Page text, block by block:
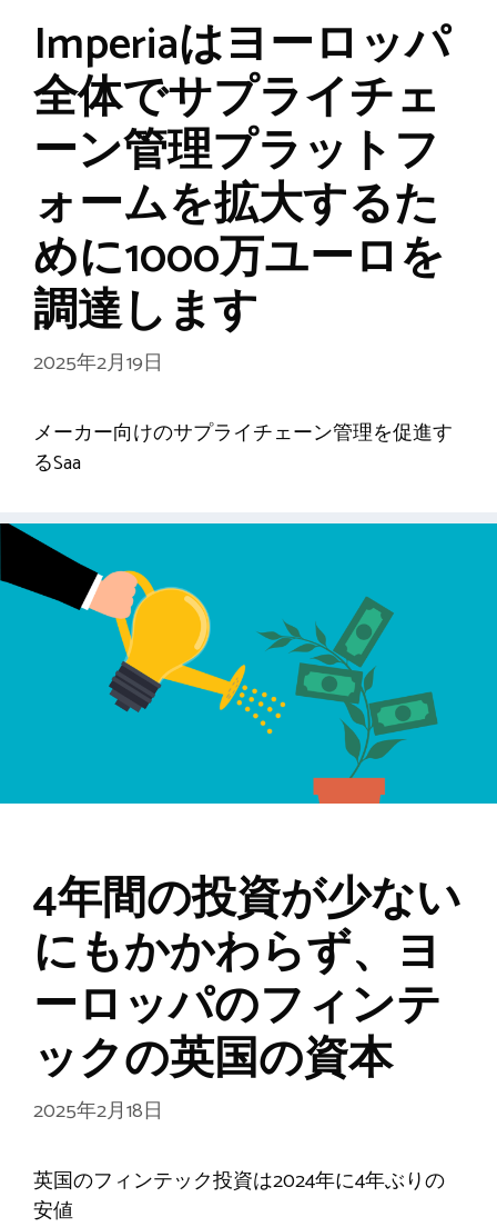
Imperiaはヨーロッパ
全体でサプライチェ
ーン管理プラットフ
ォームを拡大するた
めに1000万ユーロを
調達します
2025年2月19日
メーカー向けのサプライチェーン管理を促進す
るSaa
4年間の投資が少ない
にもかかわらず、ヨ
ーロッパのフィンテ
ックの英国の資本
2025年2月18日
英国のフィンテック投資は2024年に4年ぶりの
安値